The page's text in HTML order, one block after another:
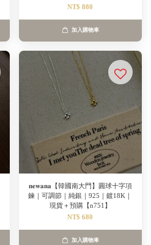
NT$ 880
加入購物車
𝐧𝐞𝐰𝐚𝐧𝐚【韓國南大門】圓球十字項
鍊｜可調節｜純銀｜925｜鍍18K｜
現貨＋預購【n751】
NT$ 680
加入購物車